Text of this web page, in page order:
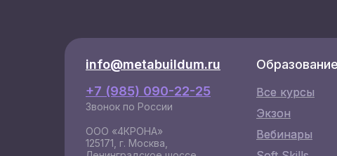
ООО «4КРОНА»
125171, г. Москва,
Вебинары
Вебинары
Экзон
Экзон
Все курсы
Все курсы
Образование
info@metabuildum.ru
info@metabuildum.ru
+7 (985) 090-22-25
Звонок по России